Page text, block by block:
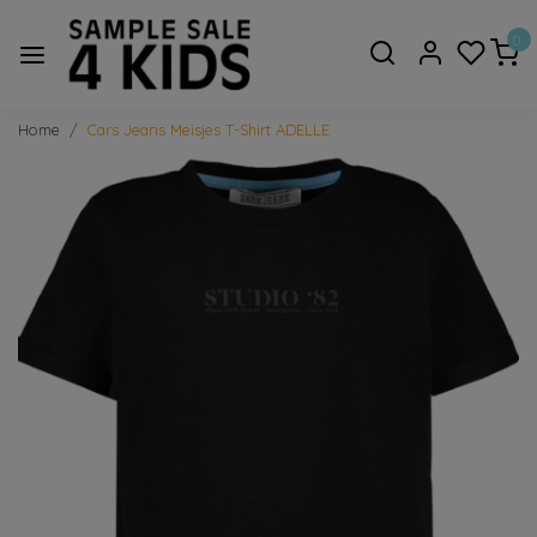
0
Home Cars Jeans Meisjes T-Shirt ADELLE